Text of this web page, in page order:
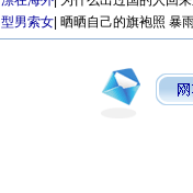
型男索女 晒晒自己的旗袍照 暴